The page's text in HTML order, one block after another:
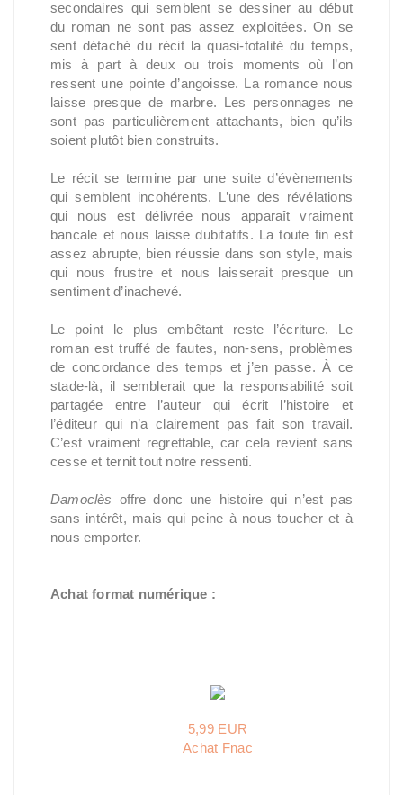
secondaires qui semblent se dessiner au début
du roman ne sont pas assez exploitées. On se
sent détaché du récit la quasi-totalité du temps,
mis à part à deux ou trois moments où l’on
ressent une pointe d’angoisse. La romance nous
laisse presque de marbre. Les personnages ne
sont pas particulièrement attachants, bien qu’ils
soient plutôt bien construits.
Le récit se termine par une suite d’évènements
qui semblent incohérents. L’une des révélations
qui nous est délivrée nous apparaît vraiment
bancale et nous laisse dubitatifs. La toute fin est
assez abrupte, bien réussie dans son style, mais
qui nous frustre et nous laisserait presque un
sentiment d’inachevé.
Le point le plus embêtant reste l’écriture. Le
roman est truffé de fautes, non-sens, problèmes
de concordance des temps et j’en passe. À ce
stade-là, il semblerait que la responsabilité soit
partagée entre l’auteur qui écrit l’histoire et
l’éditeur qui n’a clairement pas fait son travail.
C’est vraiment regrettable, car cela revient sans
cesse et ternit tout notre ressenti.
Damoclès offre donc une histoire qui n’est pas
sans intérêt, mais qui peine à nous toucher et à
nous emporter.
Achat format numérique :
5,99 EUR
Achat Fnac